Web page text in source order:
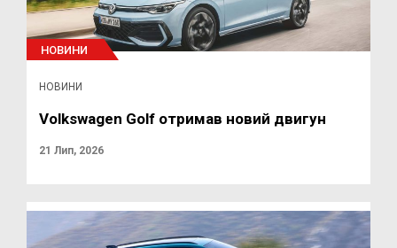
НОВИНИ
НОВИНИ
Volkswagen Golf отримав новий двигун
21 Лип, 2026